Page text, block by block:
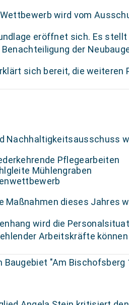
wird vom
eröffnet sich. Es
der
sich bereit, die weiteren
Nachhaltigkeitsausschuss
Pflegearbeiten
Mühlengraben
Maßnahmen dieses Jahres
wird die
Arbeitskräfte
Baugebiet "Am Bischofsberg